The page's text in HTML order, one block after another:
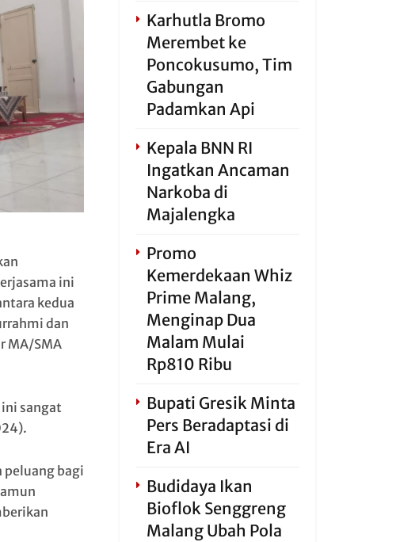
ini
kedua
dan
MA/SMA
sangat
peluang bagi
Karhutla Bromo
Merembet ke
Poncokusumo, Tim
Gabungan
Padamkan Api
Kepala BNN RI
Ingatkan Ancaman
Narkoba di
Majalengka
Promo
Kemerdekaan Whiz
Prime Malang,
Menginap Dua
Malam Mulai
Rp810 Ribu
Bupati Gresik Minta
Pers Beradaptasi di
Era AI
Budidaya Ikan
Bioflok Senggreng
Malang Ubah Pola